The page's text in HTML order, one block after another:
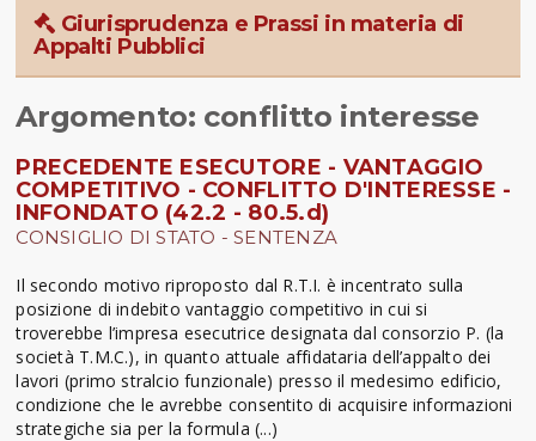
Giurisprudenza e Prassi in materia di
Appalti Pubblici
Argomento: conflitto interesse
PRECEDENTE ESECUTORE - VANTAGGIO
COMPETITIVO - CONFLITTO D'INTERESSE -
INFONDATO (42.2 - 80.5.d)
CONSIGLIO DI STATO - SENTENZA
Il secondo motivo riproposto dal R.T.I. è incentrato sulla
posizione di indebito vantaggio competitivo in cui si
troverebbe l’impresa esecutrice designata dal consorzio P. (la
società T.M.C.), in quanto attuale affidataria dell’appalto dei
lavori (primo stralcio funzionale) presso il medesimo edificio,
condizione che le avrebbe consentito di acquisire informazioni
strategiche sia per la formula (...)